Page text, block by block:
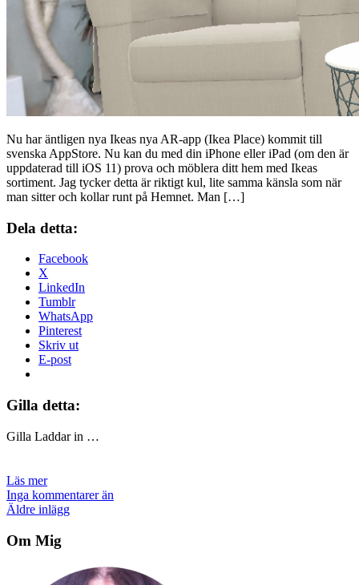
Nu har äntligen nya Ikeas nya AR-app (Ikea Place) kommit till
svenska AppStore. Nu kan du med din iPhone eller iPad (om den är
uppdaterad till iOS 11) prova och möblera ditt hem med Ikeas
sortiment. Jag tycker detta är riktigt kul, lite samma känsla som när
man sitter och kollar runt på Hemnet. Man […]
Dela detta:
Facebook
X
LinkedIn
Tumblr
WhatsApp
Pinterest
Skriv ut
E-post
Gilla detta:
Gilla Laddar in …
Läs mer
Inga kommentarer än
Inläggsnavigering
Äldre inlägg
Om Mig